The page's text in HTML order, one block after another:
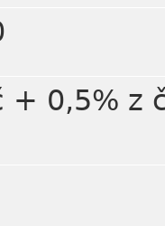
+ 0,5% z